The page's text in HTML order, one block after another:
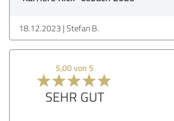
18.12.2023 Stefan B.
5,00 von 5
SEHR GUT